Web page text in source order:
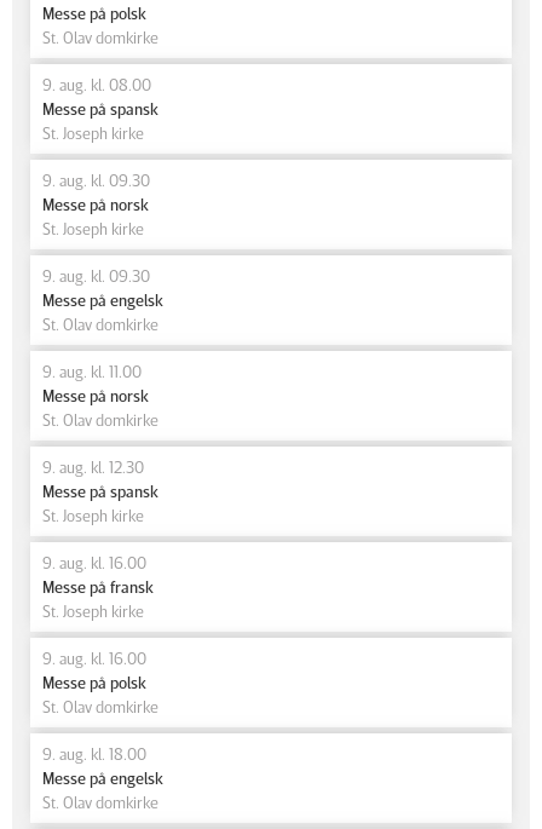
Messe på polsk
St. Olav domkirke
9. aug. kl. 08.00
Messe på spansk
St. Joseph kirke
9. aug. kl. 09.30
Messe på norsk
St. Joseph kirke
9. aug. kl. 09.30
Messe på engelsk
St. Olav domkirke
9. aug. kl. 11.00
Messe på norsk
St. Olav domkirke
9. aug. kl. 12.30
Messe på spansk
St. Joseph kirke
9. aug. kl. 16.00
Messe på fransk
St. Joseph kirke
9. aug. kl. 16.00
Messe på polsk
St. Olav domkirke
9. aug. kl. 18.00
Messe på engelsk
St. Olav domkirke